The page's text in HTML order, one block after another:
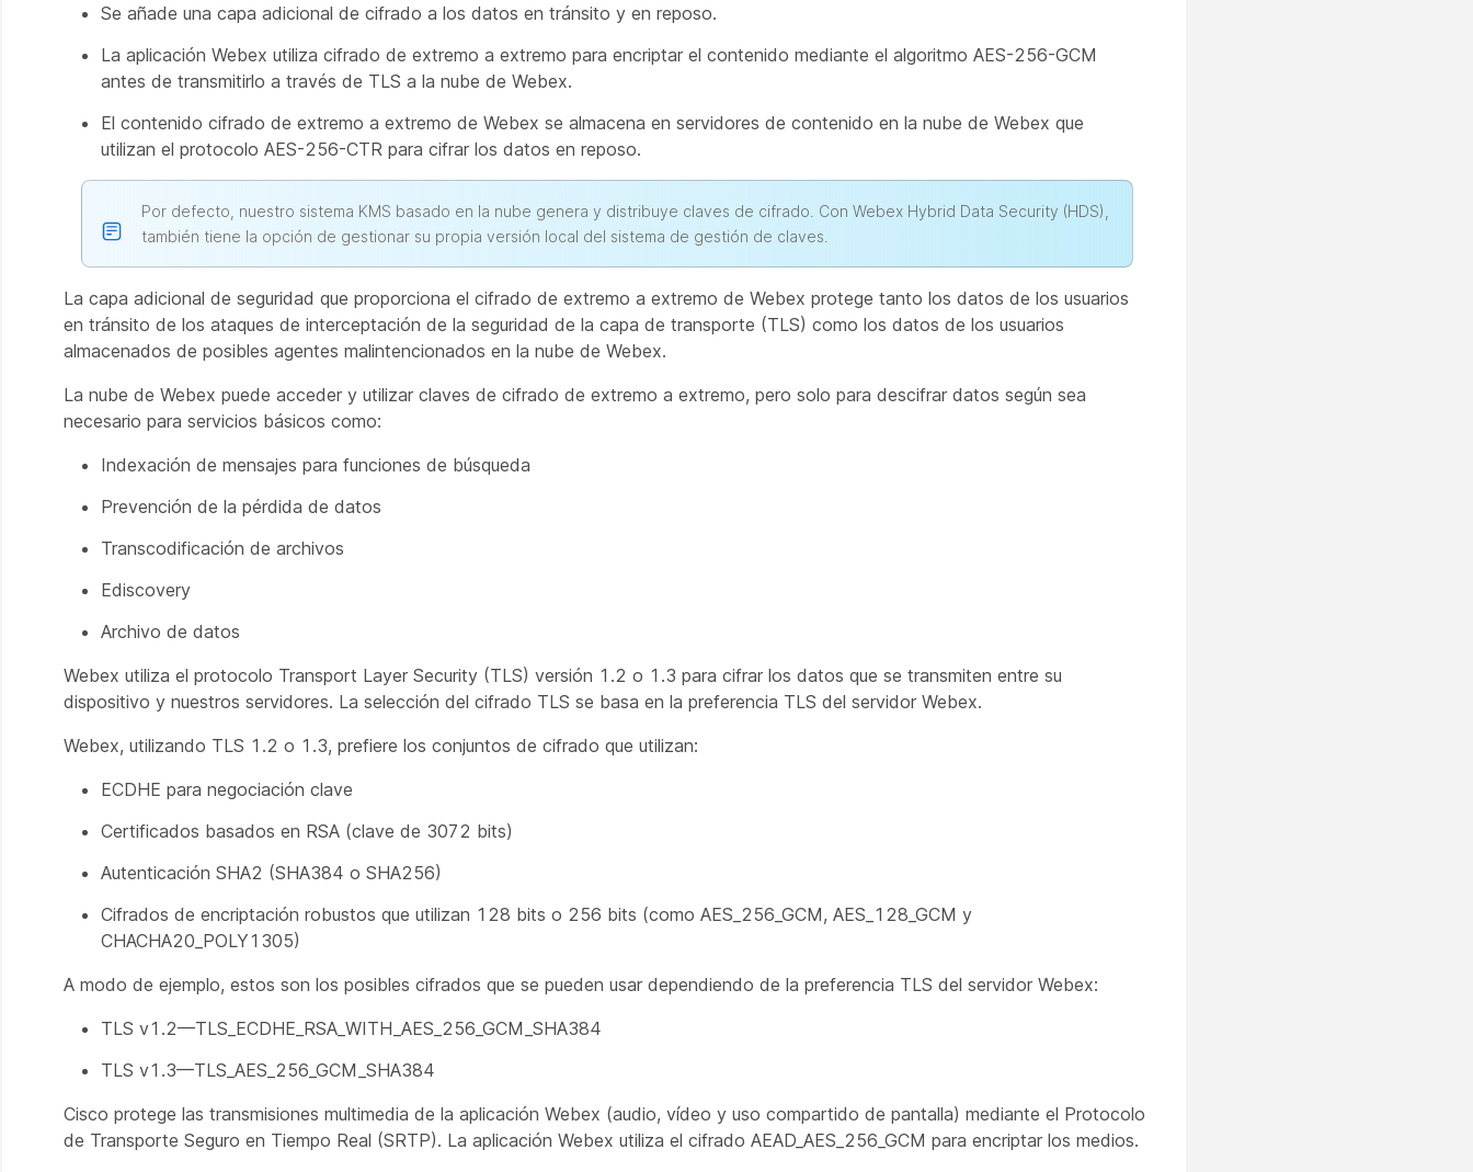
Se añade una capa adicional de cifrado a los datos en tránsito y en reposo.
La aplicación Webex utiliza cifrado de extremo a extremo para encriptar el contenido mediante el algoritmo AES-256-GCM
antes de transmitirlo a través de TLS a la nube de Webex.
El contenido cifrado de extremo a extremo de Webex se almacena en servidores de contenido en la nube de Webex que
utilizan el protocolo AES-256-CTR para cifrar los datos en reposo.
Por defecto, nuestro sistema KMS basado en la nube genera y distribuye claves de cifrado. Con Webex Hybrid Data Security (HDS),
también tiene la opción de gestionar su propia versión local del sistema de gestión de claves.
La capa adicional de seguridad que proporciona el cifrado de extremo a extremo de Webex protege tanto los datos de los usuarios
en tránsito de los ataques de interceptación de la seguridad de la capa de transporte (TLS) como los datos de los usuarios
almacenados de posibles agentes malintencionados en la nube de Webex.
La nube de Webex puede acceder y utilizar claves de cifrado de extremo a extremo, pero solo para descifrar datos según sea
necesario para servicios básicos como:
Indexación de mensajes para funciones de búsqueda
Prevención de la pérdida de datos
Transcodificación de archivos
Ediscovery
Archivo de datos
Webex utiliza el protocolo Transport Layer Security (TLS) versión 1.2 o 1.3 para cifrar los datos que se transmiten entre su
dispositivo y nuestros servidores. La selección del cifrado TLS se basa en la preferencia TLS del servidor Webex.
Webex, utilizando TLS 1.2 o 1.3, prefiere los conjuntos de cifrado que utilizan:
ECDHE para negociación clave
Certificados basados en RSA (clave de 3072 bits)
Autenticación SHA2 (SHA384 o SHA256)
Cifrados de encriptación robustos que utilizan 128 bits o 256 bits (como AES_256_GCM, AES_128_GCM y
CHACHA20_POLY1305)
A modo de ejemplo, estos son los posibles cifrados que se pueden usar dependiendo de la preferencia TLS del servidor Webex:
TLS v1.2—TLS_ECDHE_RSA_WITH_AES_256_GCM_SHA384
TLS v1.3—TLS_AES_256_GCM_SHA384
Cisco protege las transmisiones multimedia de la aplicación Webex (audio, vídeo y uso compartido de pantalla) mediante el Protocolo
de Transporte Seguro en Tiempo Real (SRTP). La aplicación Webex utiliza el cifrado AEAD_AES_256_GCM para encriptar los medios.